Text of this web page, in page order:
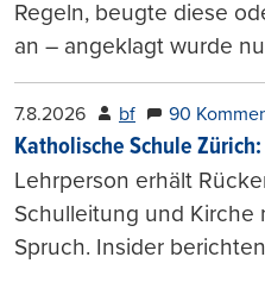
Regeln, beugte diese
an – angeklagt wurde
7.8.2026 bf 90
Katholische Schule
Lehrperson erhält
Schulleitung und Kirche
Spruch. Insider